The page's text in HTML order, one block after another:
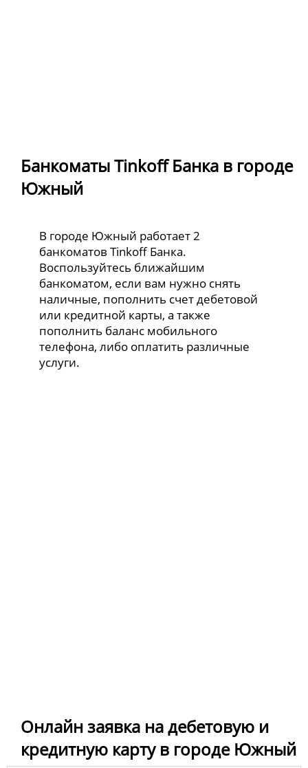
Банкоматы Tinkoff Банка в городе
Южный
В городе Южный работает 2
банкоматов Tinkoff Банка.
Воспользуйтесь ближайшим
банкоматом, если вам нужно снять
наличные, пополнить счет дебетовой
или кредитной карты, а также
пополнить баланс мобильного
телефона, либо оплатить различные
услуги.
Онлайн заявка на дебетовую и
кредитную карту в городе Южный